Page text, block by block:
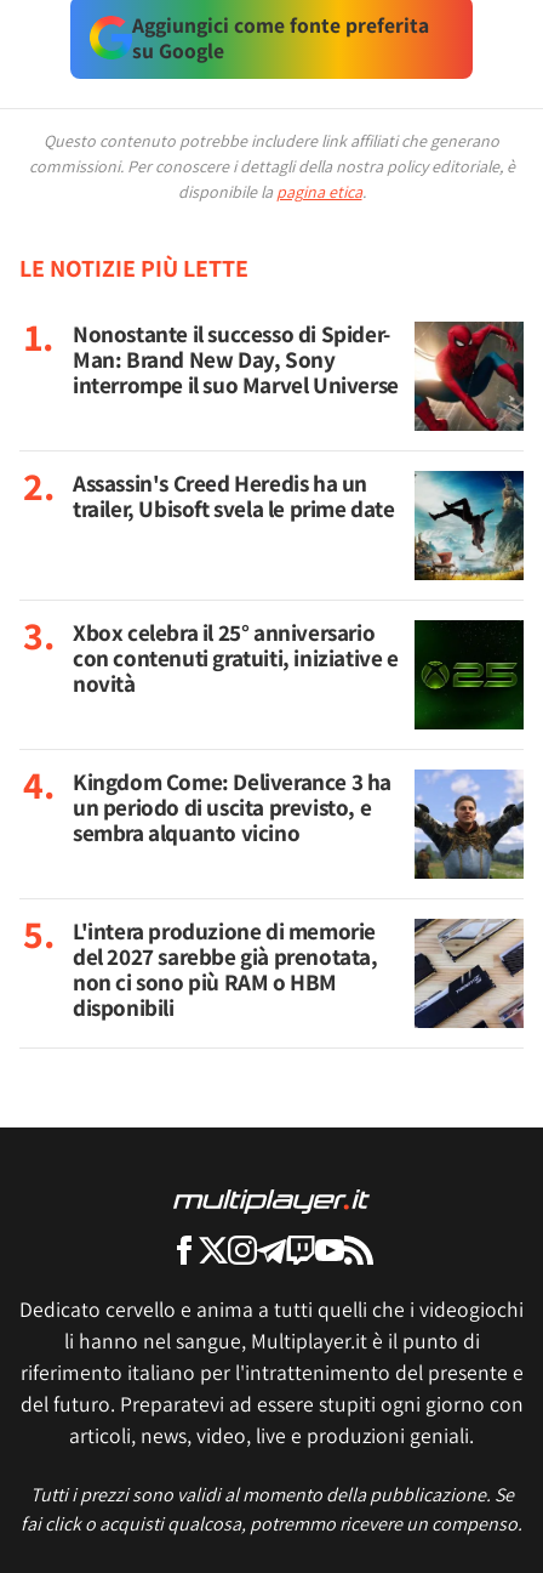
Aggiungici come fonte preferita
su Google
Questo contenuto potrebbe includere link affiliati che generano
commissioni. Per conoscere i dettagli della nostra policy editoriale, è
disponibile la pagina etica.
LE NOTIZIE PIÙ LETTE
Nonostante il successo di Spider-
Man: Brand New Day, Sony
interrompe il suo Marvel Universe
Assassin's Creed Heredis ha un
trailer, Ubisoft svela le prime date
Xbox celebra il 25° anniversario
con contenuti gratuiti, iniziative e
novità
Kingdom Come: Deliverance 3 ha
un periodo di uscita previsto, e
sembra alquanto vicino
L'intera produzione di memorie
del 2027 sarebbe già prenotata,
non ci sono più RAM o HBM
disponibili
Dedicato cervello e anima a tutti quelli che i videogiochi
li hanno nel sangue, Multiplayer.it è il punto di
riferimento italiano per l'intrattenimento del presente e
del futuro. Preparatevi ad essere stupiti ogni giorno con
articoli, news, video, live e produzioni geniali.
Tutti i prezzi sono validi al momento della pubblicazione. Se
fai click o acquisti qualcosa, potremmo ricevere un compenso.